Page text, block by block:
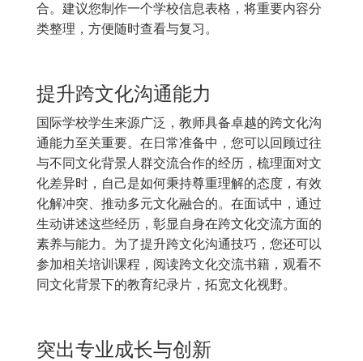
合。建议您制作一个学校信息表格，将重要内容分
类整理，方便随时查看与复习。
提升跨文化沟通能力
国际学校学生来源广泛，教师具备卓越的跨文化沟
通能力至关重要。在日常准备中，您可以回顾过往
与不同文化背景人群交流合作的经历，梳理面对文
化差异时，自己是如何秉持尊重理解的态度，有效
化解冲突、推动多元文化融合的。在面试中，通过
生动讲述这些经历，彰显自身在跨文化交流方面的
素养与能力。为了提升跨文化沟通技巧，您还可以
参加相关培训课程，阅读跨文化交流书籍，观看不
同文化背景下的教育纪录片，拓宽文化视野。
突出专业成长与创新